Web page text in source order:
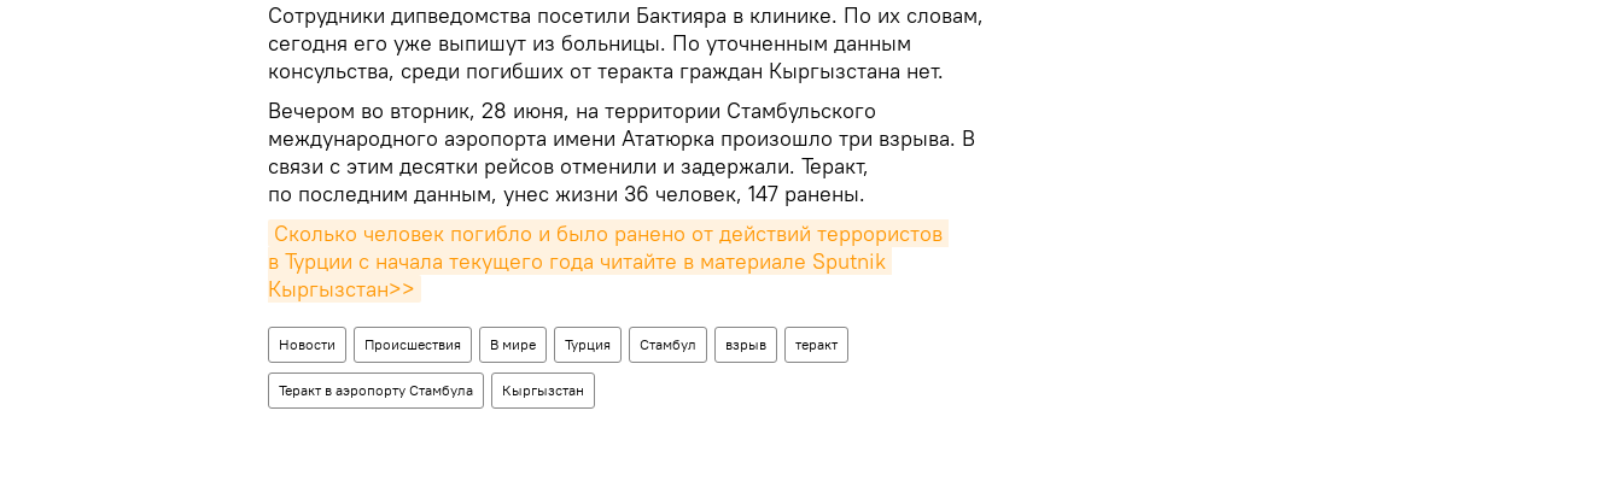
Сотрудники дипведомства посетили Бактияра в клинике. По их словам,
сегодня его уже выпишут из больницы. По уточненным данным
консульства, среди погибших от теракта граждан Кыргызстана нет.
Вечером во вторник, 28 июня, на территории Стамбульского
международного аэропорта имени Ататюрка произошло три взрыва. В
связи с этим десятки рейсов отменили и задержали. Теракт,
по последним данным, унес жизни 36 человек, 147 ранены.
Сколько человек погибло и было ранено от действий террористов
в Турции с начала текущего года читайте в материале Sputnik
Кыргызстан>>
Новости Происшествия В мире Турция Стамбул взрыв теракт
Теракт в аэропорту Стамбула Кыргызстан